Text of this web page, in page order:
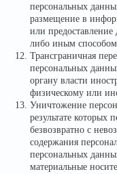
персональных
размещение в
или
либо иным
Трансграничная
персональных
органу власти
физическому или
Уничтожение
результате которых
безвозвратно с
содержания
персональных
материальные